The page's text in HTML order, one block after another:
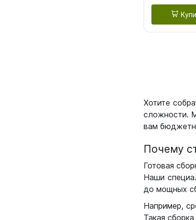
Хотите
сложности.
вам
Почему
Готовая
Наши
до мощных
Например,
Такая